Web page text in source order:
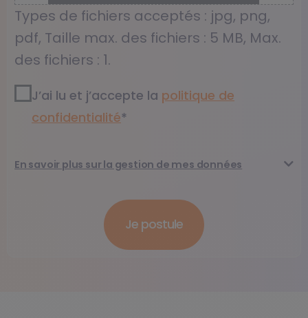
Types de fichiers acceptés : jpg, png,
pdf, Taille max. des fichiers : 5 MB, Max.
des fichiers : 1.
RGPD2 *
J’ai lu et j’accepte la politique de
confidentialité​*
En savoir plus sur la gestion de mes données